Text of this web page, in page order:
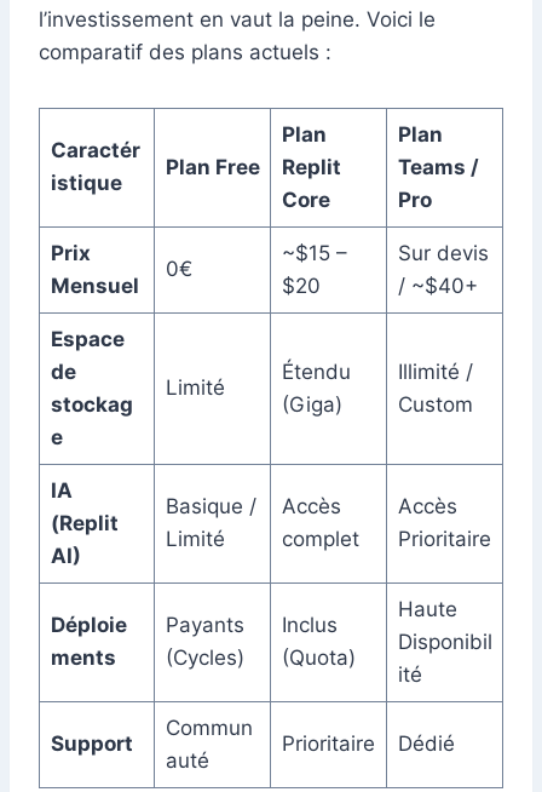
l’investissement en vaut la peine. Voici le
comparatif des plans actuels :
Caractér
istique
Plan Free
Plan
Replit
Core
Plan
Teams /
Pro
Prix
Mensuel
0€
~$15 –
$20
Sur devis
/ ~$40+
Espace
de
stockag
e
Limité
Étendu
(Giga)
Illimité /
Custom
IA
(Replit
AI)
Basique /
Limité
Accès
complet
Accès
Prioritaire
Déploie
ments
Payants
(Cycles)
Inclus
(Quota)
Haute
Disponibil
ité
Support
Commun
auté
Prioritaire Dédié